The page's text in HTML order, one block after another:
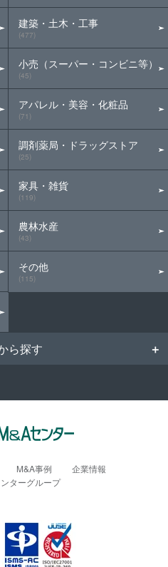
建築・土木・工事
(477)
小売（スーパー・コンビニ等）
(45)
アパレル・美容・化粧品
(71)
調剤薬局・ドラッグストア
(25)
家具・雑貨
(119)
農林水産
(43)
その他
(115)
ら探す
M&A事例
企業情報
ターグループ